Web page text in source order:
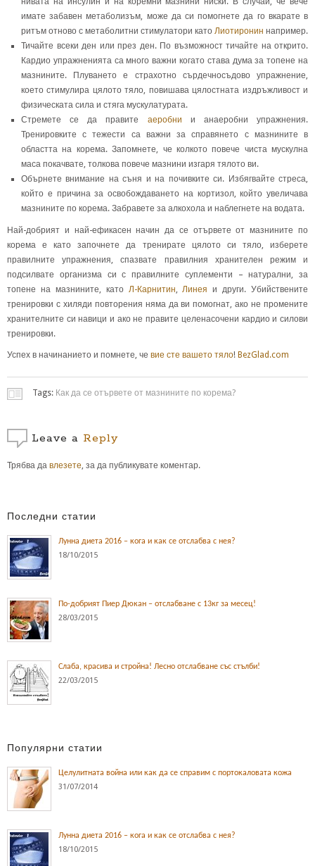
имате забавен метаболизъм, може да си помогнете да го вкарате в
ритъм отново с метаболитни стимулатори като Лиотиронин например.
Тичайте всеки ден или през ден. По възможност тичайте на открито.
Кардио упражненията са много важни когато става дума за топене на
мазнините. Плуването е страхотно сърдечносъдово упражнение,
което стимулира цялото тяло, повишава цялостната издръжливост и
физическата сила и стяга мускулатурата.
Стремете се да правите аеробни и анаеробни упражнения.
Тренировките с тежести са важни за справянето с мазнините в
областта на корема. Запомнете, че колкото повече чиста мускулна
маса покачвате, толкова повече мазнини изгаря тялото ви.
Обърнете внимание на съня и на почивките си. Избягвайте стреса,
който е причина за освобождаването на кортизол, който увеличава
мазнините по корема. Забравете за алкохола и наблегнете на водата.
Най-добрият и най-ефикасен начин да се отървете от мазнините по
корема е като започнете да тренирате цялото си тяло, изберете
правилните упражнения, спазвате правилния хранителен режим и
подсилвате организма си с правилните суплементи – натурални, за
топене на мазнините, като Л-Карнитин Линея и други. Убийствените
тренировки с хиляди повторения няма да ви помогнат, ако не промените
хранителните си навици и ако не правите целенасочени кардио и силови
тренировки.
Успех в начинанието и помнете, че вие сте вашето тяло! BezGlad.com
Tags: Как да се отървете от мазнините по корема?
Leave a Reply
Трябва да влезете, за да публикувате коментар.
Последни статии
Лунна диета 2016 – кога и как се отслабва с нея?
18/10/2015
По-добрият Пиер Дюкан – отслабване с 13кг за месец!
28/03/2015
Слаба, красива и стройна! Лесно отслабване със стълби!
22/03/2015
Популярни статии
Целулитната война или как да се справим с портокаловата кожа
31/07/2014
Лунна диета 2016 – кога и как се отслабва с нея?
18/10/2015